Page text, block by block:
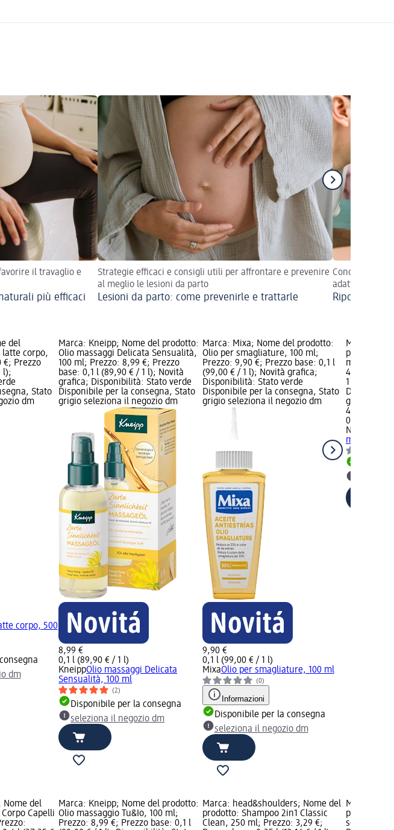
il travaglio e
più efficaci
Strategie efficaci e consigli utili per affrontare e prevenire
al meglio le lesioni da parto
Lesioni da parto: come prevenirle e trattarle
Concedi al tuo
adattarsi alla
Riposo e
del
latte corpo,
€; Prezzo
l);
Stato
dm
corpo, 500
dm
Marca: Kneipp; Nome del prodotto:
Olio massaggi Delicata Sensualità,
100 ml; Prezzo: 8,99 €; Prezzo
base: 0,1 l (89,90 € / 1 l); Novità
grafica; Disponibilità: Stato verde
Disponibile per la consegna, Stato
grigio seleziona il negozio dm
8,99 €
0,1 l (89,90 € / 1 l)
KneippOlio massaggi Delicata
Sensualità, 100 ml
(2)
Disponibile per la consegna
seleziona il negozio dm
Marca: Mixa; Nome del prodotto:
Olio per smagliature, 100 ml;
Prezzo: 9,90 €; Prezzo base: 0,1 l
(99,00 € / 1 l); Novità grafica;
Disponibilità: Stato verde
Disponibile per la consegna, Stato
grigio seleziona il negozio dm
9,90 €
0,1 l (99,00 € / 1 l)
MixaOlio per smagliature, 100 ml
(0)
Informazioni
Disponibile per la consegna
seleziona il negozio dm
Marca:
prodotto:
massaggio
4,69 €;
1 l);
Disponibile
grigio
4,69 €
0,1 l (46,90
massaggio
Nome del
Capelli
Marca: Kneipp; Nome del prodotto:
Olio massaggio Tu&Io, 100 ml;
Prezzo: 8,99 €; Prezzo base: 0,1 l
Marca: head&shoulders; Nome del
prodotto: Shampoo 2in1 Classic
Clean, 250 ml; Prezzo: 3,29 €;
Marca:
prodotto:
senza